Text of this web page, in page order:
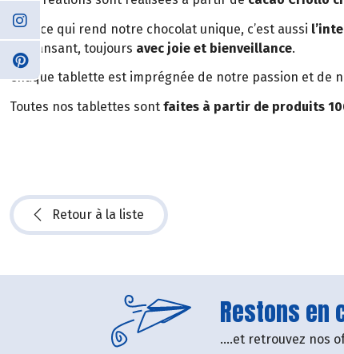
Mais ce qui rend notre chocolat unique, c’est aussi
en dansant, toujours avec joie et bienveillance.
Chaque tablette est imprégnée de notre passion et de
Toutes nos tablettes sont faites à partir de produits
Retour à la liste
Restons en
....et retrouvez nos